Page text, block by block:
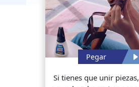
Pegar
Si tienes que unir piezas,